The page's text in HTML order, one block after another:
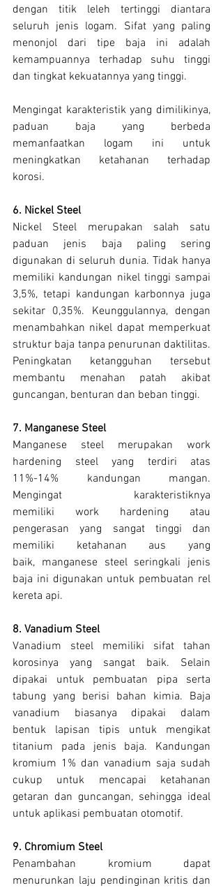
dengan titik leleh tertinggi diantara
seluruh jenis logam. Sifat yang paling
menonjol dari tipe baja ini adalah
kemampuannya terhadap suhu tinggi
dan tingkat kekuatannya yang tinggi.
Mengingat karakteristik yang dimilikinya,
paduan baja yang berbeda
memanfaatkan logam ini untuk
meningkatkan ketahanan terhadap
korosi.
6. Nickel Steel
Nickel Steel merupakan salah satu
paduan jenis baja paling sering
digunakan di seluruh dunia. Tidak hanya
memiliki kandungan nikel tinggi sampai
3,5%, tetapi kandungan karbonnya juga
sekitar 0,35%. Keunggulannya, dengan
menambahkan nikel dapat memperkuat
struktur baja tanpa penurunan daktilitas.
Peningkatan ketangguhan tersebut
membantu menahan patah akibat
guncangan, benturan dan beban tinggi.
7. Manganese Steel
Manganese steel merupakan work
hardening steel yang terdiri atas
11%-14% kandungan mangan.
Mengingat karakteristiknya
memiliki work hardening atau
pengerasan yang sangat tinggi dan
memiliki ketahanan aus yang
baik, manganese steel seringkali jenis
baja ini digunakan untuk pembuatan rel
kereta api.
8. Vanadium Steel
Vanadium steel memiliki sifat tahan
korosinya yang sangat baik. Selain
dipakai untuk pembuatan pipa serta
tabung yang berisi bahan kimia. Baja
vanadium biasanya dipakai dalam
bentuk lapisan tipis untuk mengikat
titanium pada jenis baja. Kandungan
kromium 1% dan vanadium saja sudah
cukup untuk mencapai ketahanan
getaran dan guncangan, sehingga ideal
untuk aplikasi pembuatan otomotif.
9. Chromium Steel
Penambahan kromium dapat
menurunkan laju pendinginan kritis dan